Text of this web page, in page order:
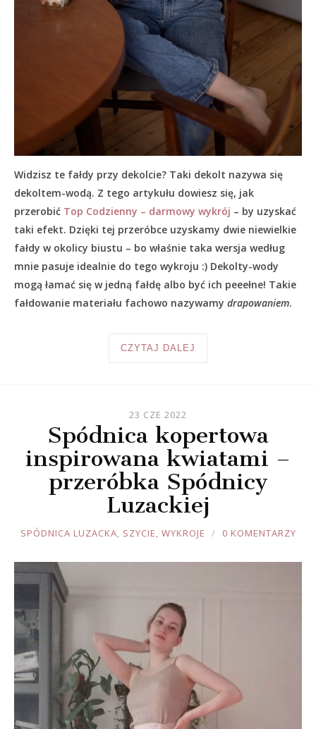
Widzisz te fałdy przy dekolcie? Taki dekolt nazywa się
dekoltem-wodą. Z tego artykułu dowiesz się, jak
przerobić Top Codzienny – darmowy wykrój – by uzyskać
taki efekt. Dzięki tej przeróbce uzyskamy dwie niewielkie
fałdy w okolicy biustu – bo właśnie taka wersja według
mnie pasuje idealnie do tego wykroju :) Dekolty-wody
mogą łamać się w jedną fałdę albo być ich peeełne! Takie
fałdowanie materiału fachowo nazywamy drapowaniem.
CZYTAJ DALEJ
23 CZE 2022
Spódnica kopertowa
inspirowana kwiatami –
przeróbka Spódnicy
Luzackiej
JOULE
SPÓDNICA LUZACKA, SZYCIE, WYKROJE 0 KOMENTARZY